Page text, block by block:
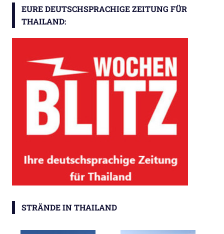
EURE DEUTSCHSPRACHIGE ZEITUNG FÜR
THAILAND:
STRÄNDE IN THAILAND